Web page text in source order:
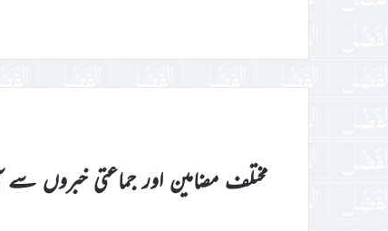
مختلف مضامین اور جماعتی خبروں